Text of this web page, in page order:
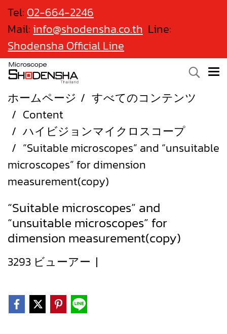
Tel: 02-664-2246
Mail: info@shodensha.co.th Line:
Shodensha Official Line
ホームページ
すべてのコンテンツ
Content
ハイビジョンマイクロスコープ
“Suitable microscopes” and “unsuitable
microscopes” for dimension
measurement(copy)
“Suitable microscopes” and
“unsuitable microscopes” for
dimension measurement(copy)
3293 ビューアー |